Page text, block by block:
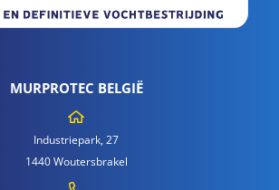
MURPROTEC BELGIË
Industriepark, 27
1440 Woutersbrakel